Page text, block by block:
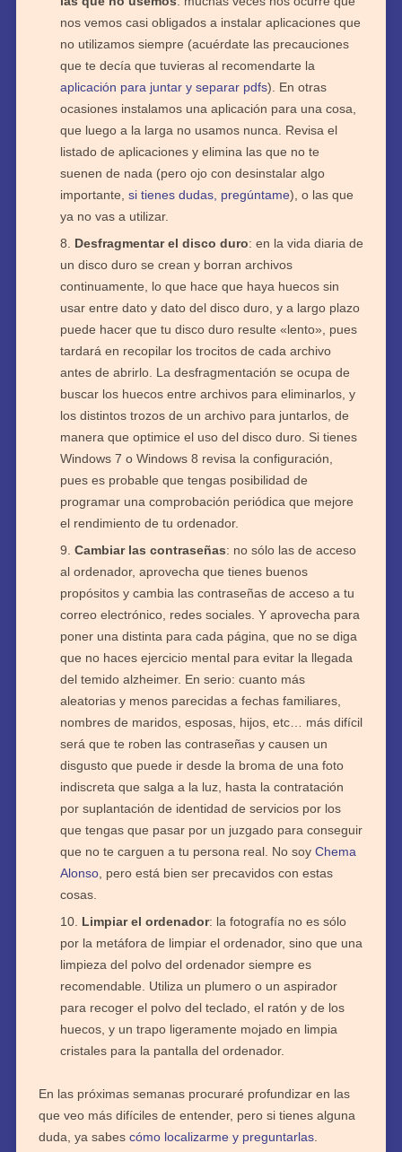
nos vemos casi obligados a instalar aplicaciones que
no utilizamos siempre (acuérdate las precauciones
que te decía que tuvieras al recomendarte la
aplicación para juntar y separar pdfs). En otras
ocasiones instalamos una aplicación para una cosa,
que luego a la larga no usamos nunca. Revisa el
listado de aplicaciones y elimina las que no te
suenen de nada (pero ojo con desinstalar algo
importante, si tienes dudas, pregúntame), o las que
ya no vas a utilizar.
Desfragmentar el disco duro: en la vida diaria de
un disco duro se crean y borran archivos
continuamente, lo que hace que haya huecos sin
usar entre dato y dato del disco duro, y a largo plazo
puede hacer que tu disco duro resulte «lento», pues
tardará en recopilar los trocitos de cada archivo
antes de abrirlo. La desfragmentación se ocupa de
buscar los huecos entre archivos para eliminarlos, y
los distintos trozos de un archivo para juntarlos, de
manera que optimice el uso del disco duro. Si tienes
Windows 7 o Windows 8 revisa la configuración,
pues es probable que tengas posibilidad de
programar una comprobación periódica que mejore
el rendimiento de tu ordenador.
Cambiar las contraseñas: no sólo las de acceso
al ordenador, aprovecha que tienes buenos
propósitos y cambia las contraseñas de acceso a tu
correo electrónico, redes sociales. Y aprovecha para
poner una distinta para cada página, que no se diga
que no haces ejercicio mental para evitar la llegada
del temido alzheimer. En serio: cuanto más
aleatorias y menos parecidas a fechas familiares,
nombres de maridos, esposas, hijos, etc… más difícil
será que te roben las contraseñas y causen un
disgusto que puede ir desde la broma de una foto
indiscreta que salga a la luz, hasta la contratación
por suplantación de identidad de servicios por los
que tengas que pasar por un juzgado para conseguir
que no te carguen a tu persona real. No soy Chema
Alonso, pero está bien ser precavidos con estas
cosas.
Limpiar el ordenador: la fotografía no es sólo
por la metáfora de limpiar el ordenador, sino que una
limpieza del polvo del ordenador siempre es
recomendable. Utiliza un plumero o un aspirador
para recoger el polvo del teclado, el ratón y de los
huecos, y un trapo ligeramente mojado en limpia
cristales para la pantalla del ordenador.
En las próximas semanas procuraré profundizar en las
que veo más difíciles de entender, pero si tienes alguna
duda, ya sabes cómo localizarme y preguntarlas.